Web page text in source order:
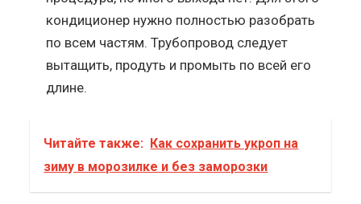
кондиционер нужно полностью разобрать
по всем частям. Трубопровод следует
вытащить, продуть и промыть по всей его
длине.
Читайте также: Как сохранить укроп на
зиму в морозилке и без заморозки